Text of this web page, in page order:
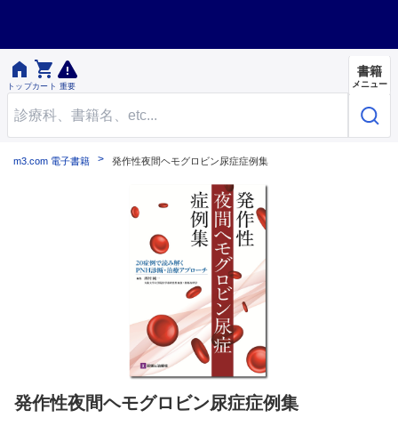

トップ

カート 重要
書籍
メニュー
m3.com 電子書籍 発作性夜間ヘモグロビン尿症症例集
発作性夜間ヘモグロビン尿症症例集